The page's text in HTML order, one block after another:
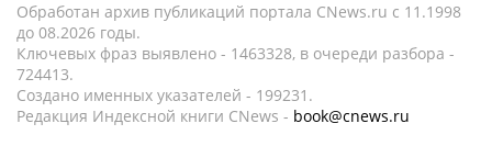
Обработан архив публикаций портала CNews.ru c 11.1998
до 08.2026 годы.
Ключевых фраз выявлено - 1463328, в очереди разбора -
724413.
Создано именных указателей - 199231.
Редакция Индексной книги CNews - book@cnews.ru